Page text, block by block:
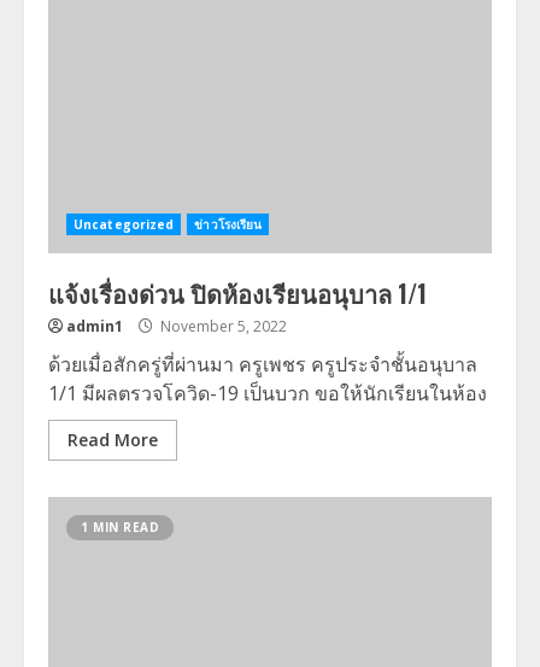
Uncategorized ข่าวโรงเรียน
แจ้งเรื่องด่วน ปิดห้องเรียนอนุบาล 1/1
admin1 November 5, 2022
ด้วยเมื่อสักครู่ที่ผ่านมา ครูเพชร ครูประจำชั้นอนุบาล
1/1 มีผลตรวจโควิด-19 เป็นบวก ขอให้นักเรียนในห้อง
Read More
1 MIN READ